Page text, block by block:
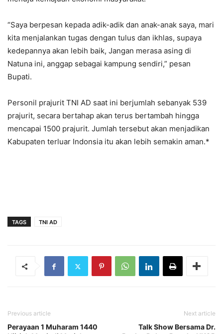
“Saya berpesan kepada adik-adik dan anak-anak saya, mari
kita menjalankan tugas dengan tulus dan ikhlas, supaya
kedepannya akan lebih baik, Jangan merasa asing di
Natuna ini, anggap sebagai kampung sendiri,” pesan
Bupati.
Personil prajurit TNI AD saat ini berjumlah sebanyak 539
prajurit, secara bertahap akan terus bertambah hingga
mencapai 1500 prajurit. Jumlah tersebut akan menjadikan
Kabupaten terluar Indonsia itu akan lebih semakin aman.*
TAGS TNI AD
Previous article
Perayaan 1 Muharam 1440
Next article
Talk Show Bersama Dr.